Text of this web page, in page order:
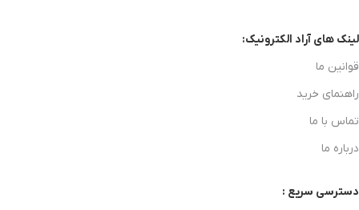
لینک های آراد الکترونیک:
قوانین ما
راهنمای خرید
تماس با ما
درباره ما
دسترسی سریع :